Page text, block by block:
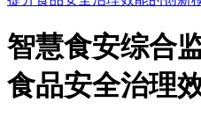
智慧食安综合
食品安全治理